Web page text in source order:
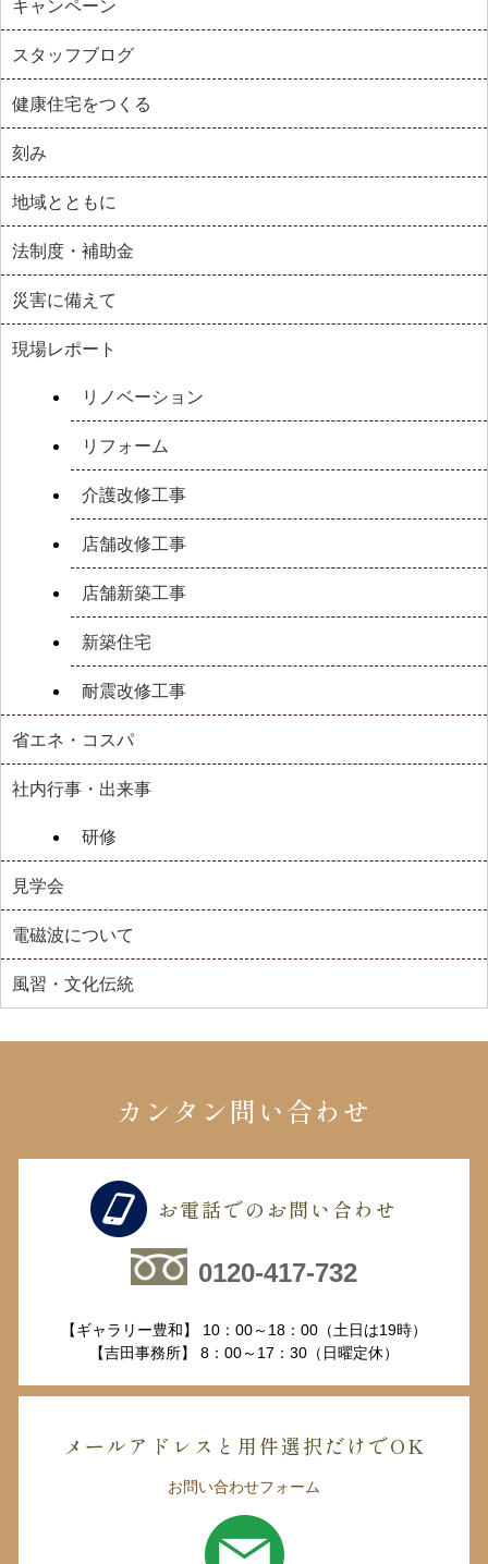
キャンペーン
スタッフブログ
健康住宅をつくる
刻み
地域とともに
法制度・補助金
災害に備えて
現場レポート
リノベーション
リフォーム
介護改修工事
店舗改修工事
店舗新築工事
新築住宅
耐震改修工事
省エネ・コスパ
社内行事・出来事
研修
見学会
電磁波について
風習・文化伝統
カンタン問い合わせ
お電話でのお問い合わせ
0120-417-732
【ギャラリー豊和】 10：00～18：00（土日は19時）
【吉田事務所】 8：00～17：30（日曜定休）
メールアドレスと用件選択だけでOK
お問い合わせフォーム